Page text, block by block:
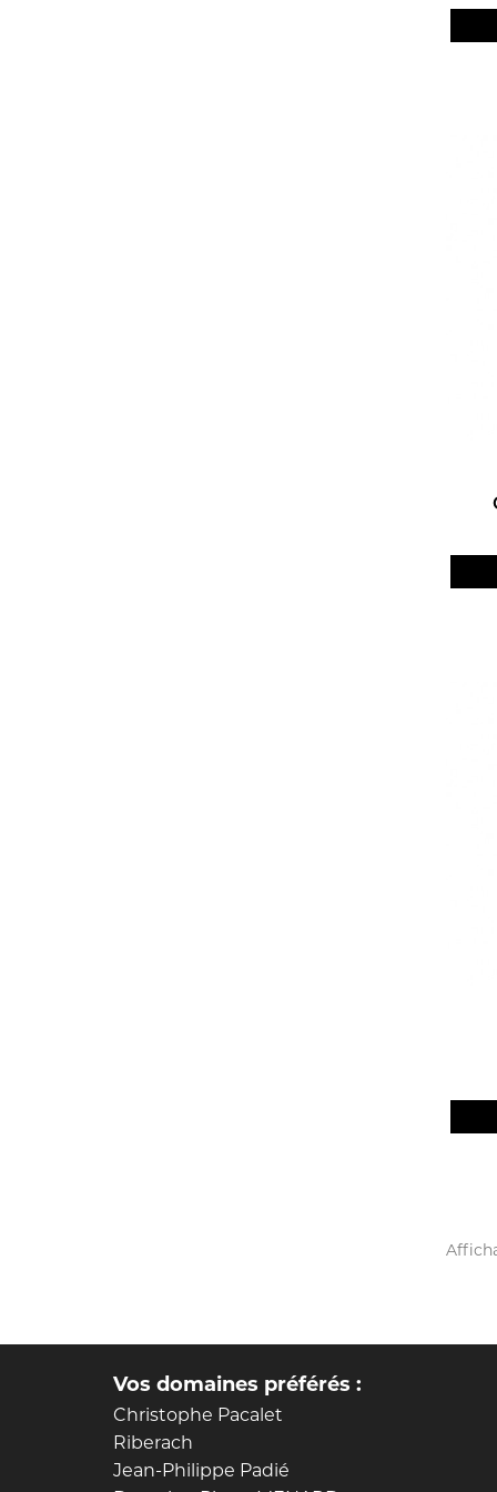
Vos domaines préférés :
Christophe Pacalet
Riberach
Jean-Philippe Padié